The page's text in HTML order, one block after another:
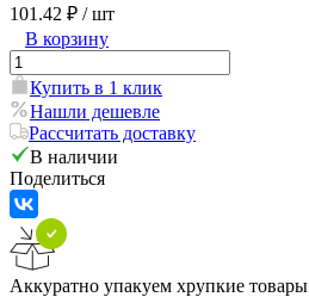
101.42 ₽ / шт
В корзину
Купить в 1 клик
Нашли дешевле
Рассчитать доставку
В наличии
Поделиться
Аккуратно упакуем хрупкие товары